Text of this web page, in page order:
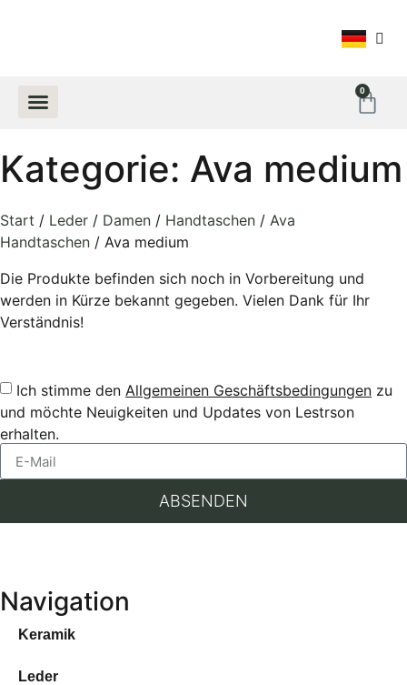
0
Kategorie: Ava medium
Start / Leder / Damen / Handtaschen / Ava
Handtaschen / Ava medium
Die Produkte befinden sich noch in Vorbereitung und
werden in Kürze bekannt gegeben. Vielen Dank für Ihr
Verständnis!
Ich stimme den Allgemeinen Geschäftsbedingungen zu
und möchte Neuigkeiten und Updates von Lestrson
erhalten.
ABSENDEN
Navigation
Keramik
Leder